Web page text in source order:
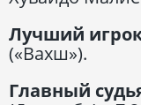
Лучший
(«Вахш»).
Главный